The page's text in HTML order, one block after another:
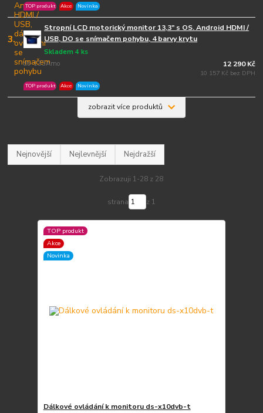
TOP produkt Akce Novinka
3.
Stropní LCD motorický monitor 13,3" s OS. Android HDMI /
USB, DO se snímačem pohybu, 4 barvy krytu
ds-133Amo
Skladem 4 ks
TOP produkt Akce Novinka
12 290 Kč
10 157 Kč bez DPH
zobrazit více produktů
Nejnovější Nejlevnější Nejdražší
Zobrazuji 1-28 z 28
strana z 1
TOP produkt
Akce
Novinka
Dálkové ovládání k monitoru ds-x10dvb-t